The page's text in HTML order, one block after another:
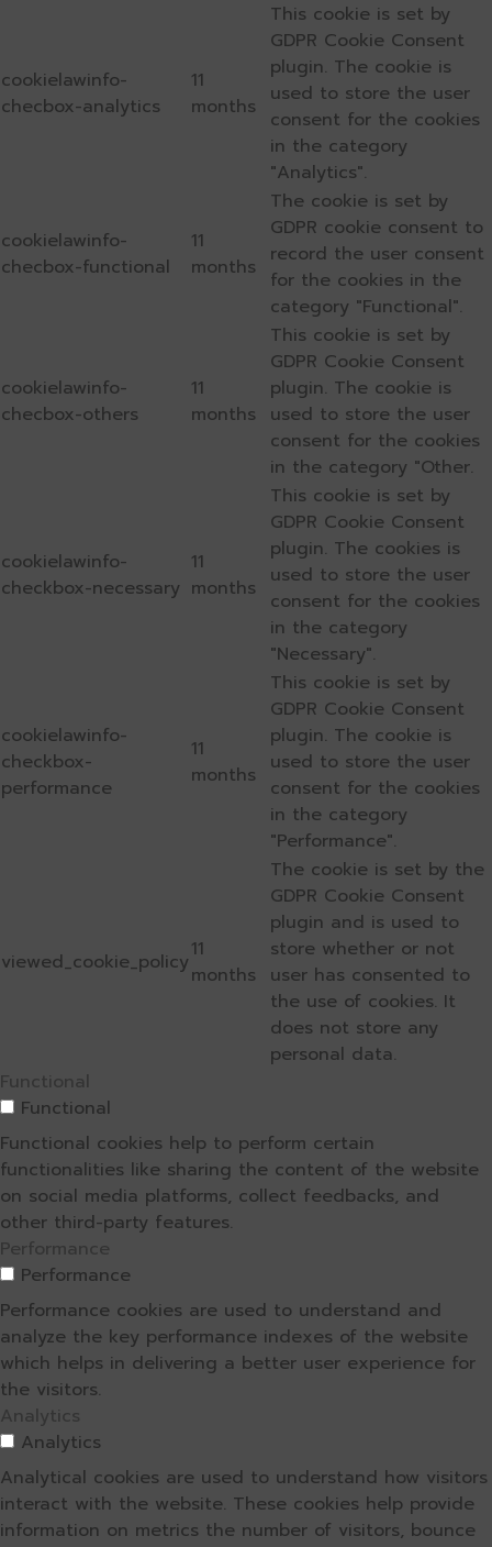
cookielawinfo-
checbox-analytics
11
months
This cookie is set by
GDPR Cookie Consent
plugin. The cookie is
used to store the user
consent for the cookies
in the category
"Analytics".
cookielawinfo-
checbox-functional
11
months
The cookie is set by
GDPR cookie consent to
record the user consent
for the cookies in the
category "Functional".
cookielawinfo-
checbox-others
11
months
This cookie is set by
GDPR Cookie Consent
plugin. The cookie is
used to store the user
consent for the cookies
in the category "Other.
cookielawinfo-
checkbox-necessary
11
months
This cookie is set by
GDPR Cookie Consent
plugin. The cookies is
used to store the user
consent for the cookies
in the category
"Necessary".
cookielawinfo-
checkbox-
performance
11
months
This cookie is set by
GDPR Cookie Consent
plugin. The cookie is
used to store the user
consent for the cookies
in the category
"Performance".
viewed_cookie_policy11
months
The cookie is set by the
GDPR Cookie Consent
plugin and is used to
store whether or not
user has consented to
the use of cookies. It
does not store any
personal data.
Functional
Functional
Functional cookies help to perform certain
functionalities like sharing the content of the website
on social media platforms, collect feedbacks, and
other third-party features.
Performance
Performance
Performance cookies are used to understand and
analyze the key performance indexes of the website
which helps in delivering a better user experience for
the visitors.
Analytics
Analytics
Analytical cookies are used to understand how visitors
interact with the website. These cookies help provide
information on metrics the number of visitors, bounce